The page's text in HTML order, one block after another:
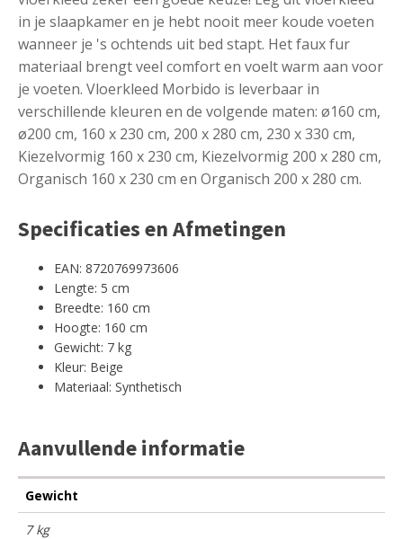
in je slaapkamer en je hebt nooit meer koude voeten
wanneer je 's ochtends uit bed stapt. Het faux fur
materiaal brengt veel comfort en voelt warm aan voor
je voeten. Vloerkleed Morbido is leverbaar in
verschillende kleuren en de volgende maten: ø160 cm,
ø200 cm, 160 x 230 cm, 200 x 280 cm, 230 x 330 cm,
Kiezelvormig 160 x 230 cm, Kiezelvormig 200 x 280 cm,
Organisch 160 x 230 cm en Organisch 200 x 280 cm.
Specificaties en Afmetingen
EAN: 8720769973606
Lengte: 5 cm
Breedte: 160 cm
Hoogte: 160 cm
Gewicht: 7 kg
Kleur: Beige
Materiaal: Synthetisch
Aanvullende informatie
Gewicht
7 kg